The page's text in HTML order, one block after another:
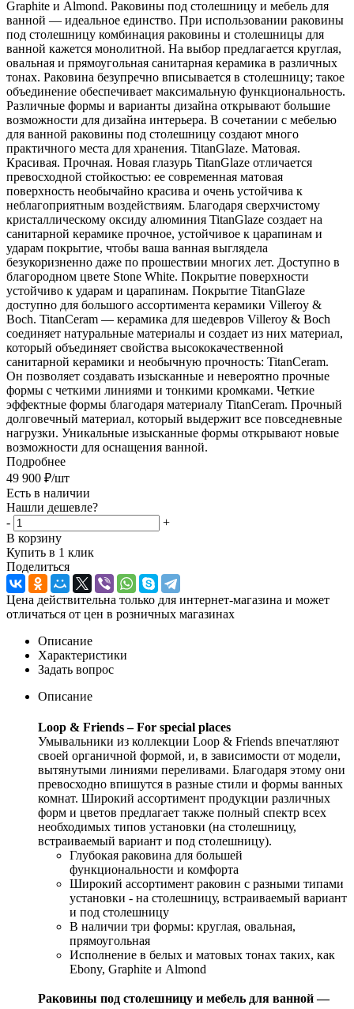
Graphite и Almond. Раковины под столешницу и мебель для
ванной — идеальное единство. При использовании раковины
под столешницу комбинация раковины и столешницы для
ванной кажется монолитной. На выбор предлагается круглая,
овальная и прямоугольная санитарная керамика в различных
тонах. Раковина безупречно вписывается в столешницу; такое
объединение обеспечивает максимальную функциональность.
Различные формы и варианты дизайна открывают большие
возможности для дизайна интерьера. В сочетании с мебелью
для ванной раковины под столешницу создают много
практичного места для хранения. TitanGlaze. Матовая.
Красивая. Прочная. Новая глазурь TitanGlaze отличается
превосходной стойкостью: ее современная матовая
поверхность необычайно красива и очень устойчива к
неблагоприятным воздействиям. Благодаря сверхчистому
кристаллическому оксиду алюминия TitanGlaze создает на
санитарной керамике прочное, устойчивое к царапинам и
ударам покрытие, чтобы ваша ванная выглядела
безукоризненно даже по прошествии многих лет. Доступно в
благородном цвете Stone White. Покрытие поверхности
устойчиво к ударам и царапинам. Покрытие TitanGlaze
доступно для большого ассортимента керамики Villeroy &
Boch. TitanCeram — керамика для шедевров Villeroy & Boch
соединяет натуральные материалы и создает из них материал,
который объединяет свойства высококачественной
санитарной керамики и необычную прочность: TitanCeram.
Он позволяет создавать изысканные и невероятно прочные
формы с четкими линиями и тонкими кромками. Четкие
эффектные формы благодаря материалу TitanCeram. Прочный
долговечный материал, который выдержит все повседневные
нагрузки. Уникальные изысканные формы открывают новые
возможности для оснащения ванной.
Подробнее
49 900 ₽/шт
Есть в наличии
Нашли дешевле?
-
+
В корзину
Купить в 1 клик
Поделиться
Цена действительна только для интернет-магазина и может
отличаться от цен в розничных магазинах
Описание
Характеристики
Задать вопрос
Описание
Loop & Friends – For special places
Умывальники из коллекции Loop & Friends впечатляют
своей органичной формой, и, в зависимости от модели,
вытянутыми линиями переливами. Благодаря этому они
превосходно впишутся в разные стили и формы ванных
комнат. Широкий ассортимент продукции различных
форм и цветов предлагает также полный спектр всех
необходимых типов установки (на столешницу,
встраиваемый вариант и под столешницу).
Глубокая раковина для большей
функциональности и комфорта
Широкий ассортимент раковин с разными типами
установки - на столешницу, встраиваемый вариант
и под столешницу
В наличии три формы: круглая, овальная,
прямоугольная
Исполнение в белых и матовых тонах таких, как
Ebony, Graphite и Almond
Раковины под столешницу и мебель для ванной —